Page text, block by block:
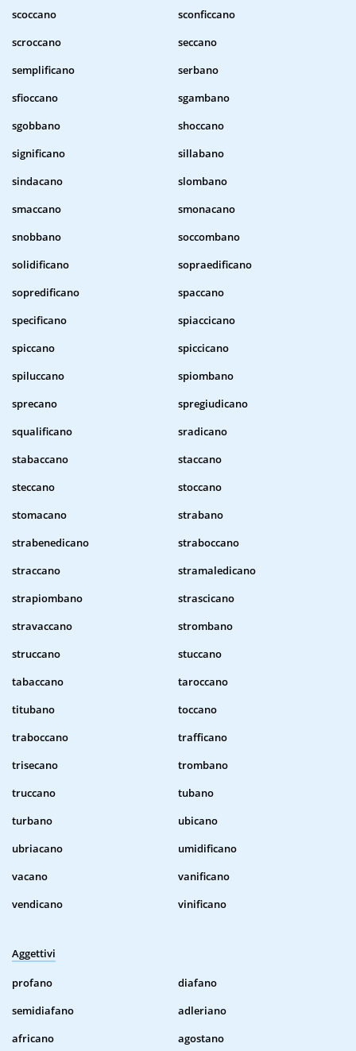
scoccano
sconficcano
scroccano
seccano
semplificano
serbano
sfioccano
sgambano
sgobbano
shoccano
significano
sillabano
sindacano
slombano
smaccano
smonacano
snobbano
soccombano
solidificano
sopraedificano
sopredificano
spaccano
specificano
spiaccicano
spiccano
spiccicano
spiluccano
spiombano
sprecano
spregiudicano
squalificano
sradicano
stabaccano
staccano
steccano
stoccano
stomacano
strabano
strabenedicano
straboccano
straccano
stramaledicano
strapiombano
strascicano
stravaccano
strombano
struccano
stuccano
tabaccano
taroccano
titubano
toccano
traboccano
trafficano
trisecano
trombano
truccano
tubano
turbano
ubicano
ubriacano
umidificano
vacano
vanificano
vendicano
vinificano
Aggettivi
profano
diafano
semidiafano
adleriano
africano
agostano